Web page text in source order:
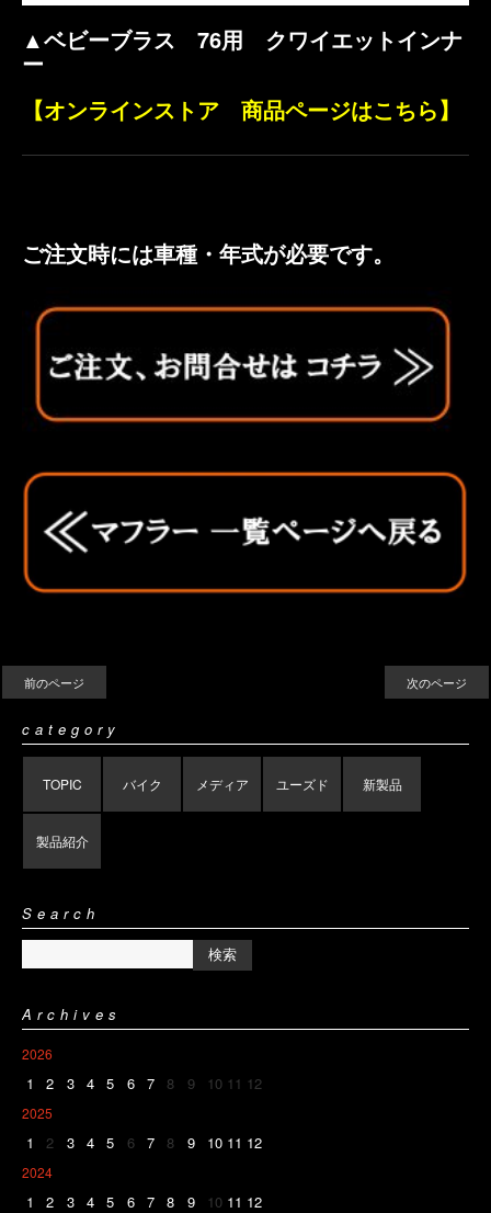
▲ベビーブラス 76用 クワイエットインナ
ー
【オンラインストア 商品ページはこちら】
ご注文時には車種・年式が必要です。
前のページ 次のページ
category
TOPIC バイク メディア ユーズド 新製品
製品紹介
Search
Archives
2026
1 2 3 4 5 6 7 8 9 10 11 12
2025
1 2 3 4 5 6 7 8 9 10 11 12
2024
1 2 3 4 5 6 7 8 9 10 11 12